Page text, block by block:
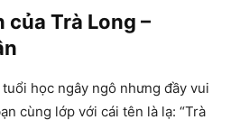
của Trà Long –
học ngây ngô nhưng đầy vui
cùng lớp với cái tên là lạ: “Trà